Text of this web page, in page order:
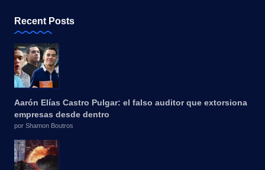
Recent Posts
Aarón Elías Castro Pulgar: el falso auditor que extorsiona
empresas desde dentro
por Shamon Boutros